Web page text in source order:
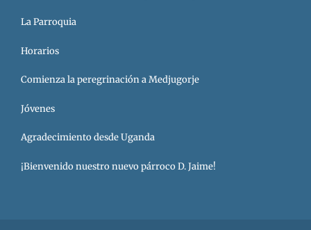
La Parroquia
Horarios
Comienza la peregrinación a Medjugorje
Jóvenes
Agradecimiento desde Uganda
¡Bienvenido nuestro nuevo párroco D. Jaime!